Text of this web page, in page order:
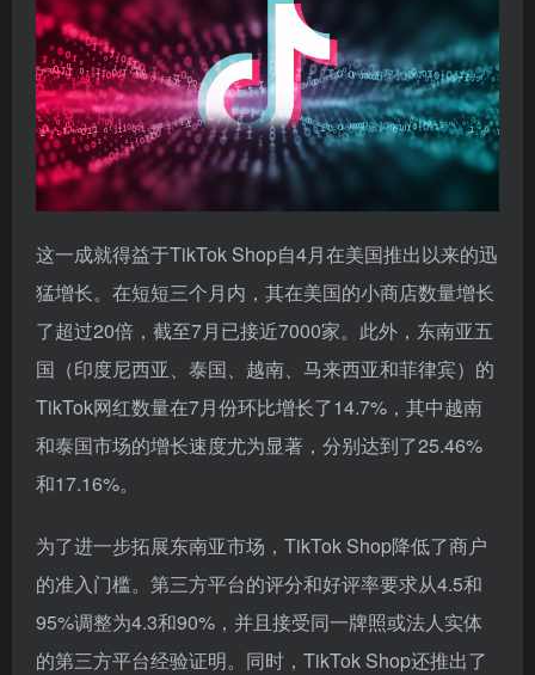
这一成就得益于TikTok Shop自4月在美国推出以来的迅
猛增长。在短短三个月内，其在美国的小商店数量增长
了超过20倍，截至7月已接近7000家。此外，东南亚五
国（印度尼西亚、泰国、越南、马来西亚和菲律宾）的
TikTok网红数量在7月份环比增长了14.7%，其中越南
和泰国市场的增长速度尤为显著，分别达到了25.46%
和17.16%。
为了进一步拓展东南亚市场，TikTok Shop降低了商户
的准入门槛。第三方平台的评分和好评率要求从4.5和
95%调整为4.3和90%，并且接受同一牌照或法人实体
的第三方平台经验证明。同时，TikTok Shop还推出了